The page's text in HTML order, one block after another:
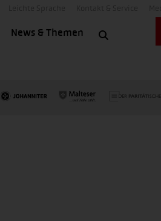
News & Themen